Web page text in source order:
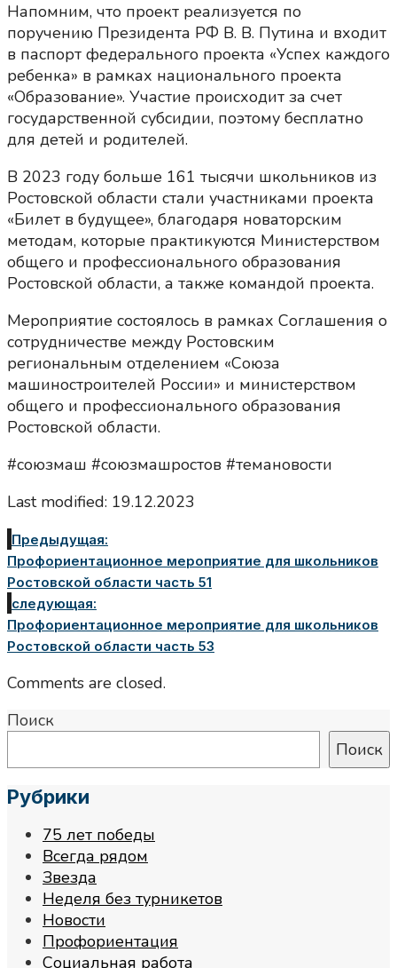
Напомним, что проект реализуется по
поручению Президента РФ В. В. Путина и входит
в паспорт федерального проекта «Успех каждого
ребенка» в рамках национального проекта
«Образование». Участие происходит за счет
государственной субсидии, поэтому бесплатно
для детей и родителей.
В 2023 году больше 161 тысячи школьников из
Ростовской области стали участниками проекта
«Билет в будущее», благодаря новаторским
методам, которые практикуются Министерством
общего и профессионального образования
Ростовской области, а также командой проекта.
Мероприятие состоялось в рамках Соглашения о
сотрудничестве между Ростовским
региональным отделением «Союза
машиностроителей России» и министерством
общего и профессионального образования
Ростовской области.
#союзмаш #союзмашростов #темановости
Last modified: 19.12.2023
Предыдущая:
Профориентационное мероприятие для школьников
Ростовской области часть 51
следующая:
Профориентационное мероприятие для школьников
Ростовской области часть 53
Comments are closed.
Поиск
Поиск
Рубрики
75 лет победы
Всегда рядом
Звезда
Неделя без турникетов
Новости
Профориентация
Социальная работа